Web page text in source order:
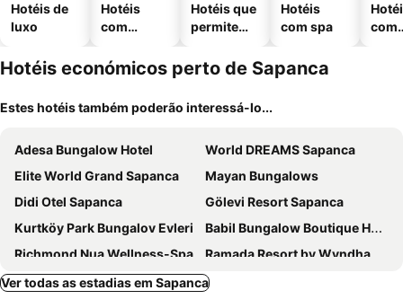
Hotéis de
luxo
Hotéis
com
Hotéis que
permitem
Hotéis
com spa
com
Hotéis económicos perto de Sapanca
Estes hotéis também poderão interessá-lo...
Adesa Bungalow Hotel
World DREAMS Sapanca
Elite World Grand Sapanca
Mayan Bungalows
Didi Otel Sapanca
Gölevi Resort Sapanca
Kurtköy Park Bungalov Evleri
Babil Bungalow Boutique Hotel
Richmond Nua Wellness-Spa
Ramada Resort by Wyndham Sapanca Thermal
Sapanca Aqua Wellness Spa Hotel
Sapanca Çağlayan Bungalow/Sapanca Bungalow Otelleri
Ver todas as estadias em Sapanca